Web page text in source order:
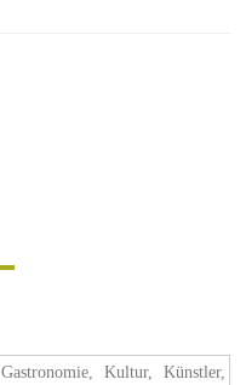
Gastronomie Kultur, Künstler,